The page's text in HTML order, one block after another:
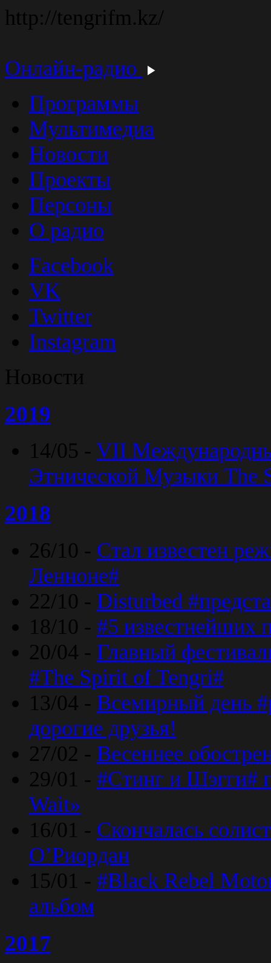
http://tengrifm.kz/
Онлайн-радио
Программы
Мультимедиа
Новости
Проекты
Персоны
О радио
Facebook
VK
Twitter
Instagram
Новости
2019
14/05 - VII
Этнической Музыки The
2018
26/10 - Стал известен
Ленноне#
22/10 - Disturbed
18/10 - #5 известнейших
20/04 - Главный
#The Spirit of Tengri#
13/04 - Всемирный день
дорогие друзья!
27/02 - Весеннее
29/01 - #Стинг и Шэгги#
Wait»
16/01 - Скончалась
O’Риордан
15/01 - #Black Rebel
альбом
2017